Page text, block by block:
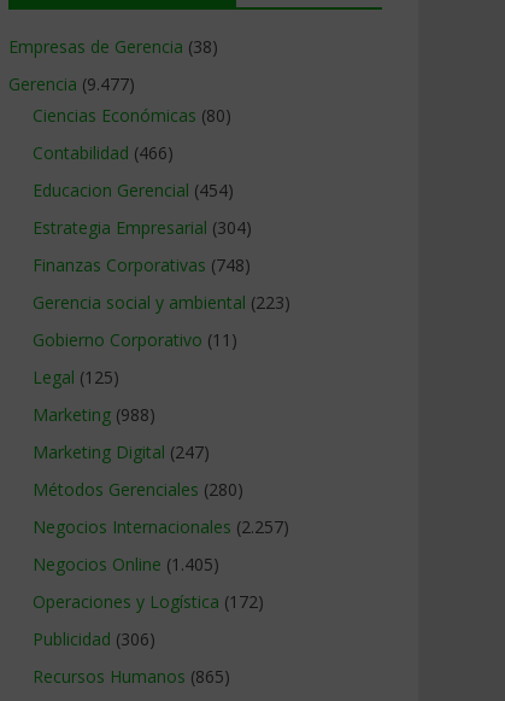
Empresas de Gerencia (38)
Gerencia (9.477)
Ciencias Económicas (80)
Contabilidad (466)
Educacion Gerencial (454)
Estrategia Empresarial (304)
Finanzas Corporativas (748)
Gerencia social y ambiental (223)
Gobierno Corporativo (11)
Legal (125)
Marketing (988)
Marketing Digital (247)
Métodos Gerenciales (280)
Negocios Internacionales (2.257)
Negocios Online (1.405)
Operaciones y Logística (172)
Publicidad (306)
Recursos Humanos (865)